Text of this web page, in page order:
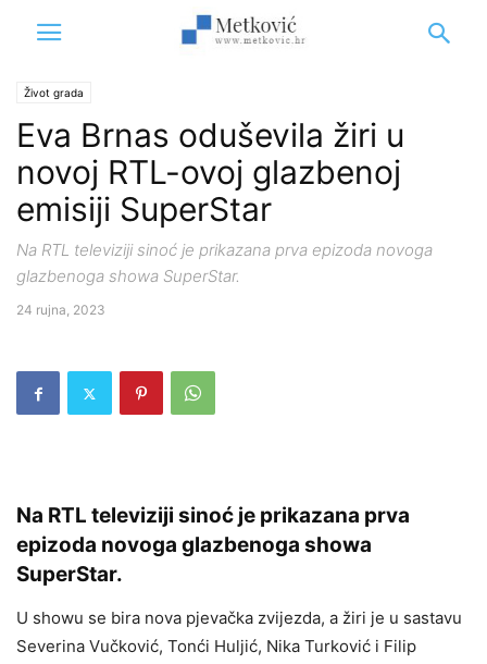
Život grada
Eva Brnas oduševila žiri u
novoj RTL-ovoj glazbenoj
emisiji SuperStar
Na RTL televiziji sinoć je prikazana prva epizoda novoga
glazbenoga showa SuperStar.
24 rujna, 2023
Na RTL televiziji sinoć je prikazana prva
epizoda novoga glazbenoga showa
SuperStar.
U showu se bira nova pjevačka zvijezda, a žiri je u sastavu
Severina Vučković, Tonći Huljić, Nika Turković i Filip